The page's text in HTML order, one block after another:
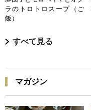
ラのトロトロスープ（ご
飯）
すべて見る
マガジン